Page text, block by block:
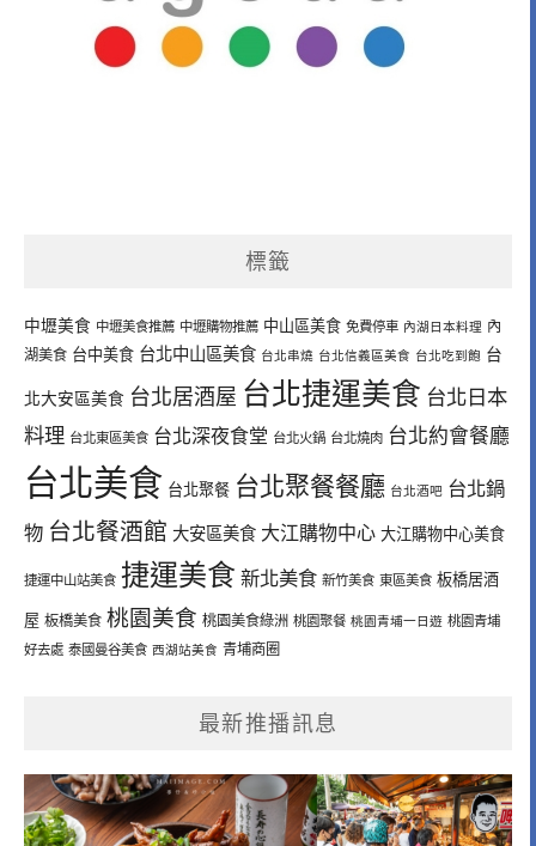
標籤
中壢美食 中壢美食推薦 中壢購物推薦 中山區美食 免費停車 內湖日本料理 內
湖美食 台中美食 台北中山區美食 台北串燒 台北信義區美食 台北吃到飽 台
北大安區美食 台北居酒屋 台北捷運美食 台北日本
料理 台北東區美食 台北深夜食堂 台北火鍋 台北燒肉 台北約會餐廳
台北美食 台北聚餐 台北聚餐餐廳 台北酒吧 台北鍋
物 台北餐酒館 大安區美食 大江購物中心 大江購物中心美食
捷運中山站美食 捷運美食 新北美食 新竹美食 東區美食 板橋居酒
屋 板橋美食 桃園美食 桃園美食綠洲 桃園聚餐 桃園青埔一日遊 桃園青埔
好去處 泰國曼谷美食 西湖站美食 青埔商圈
最新推播訊息